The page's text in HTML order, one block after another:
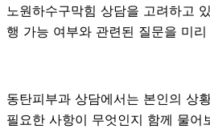
노원하수구막힘 상담을 고려하고
행 가능 여부와 관련된 질문을 미
동탄피부과 상담에서는 본인의 상
필요한 사항이 무엇인지 함께 물